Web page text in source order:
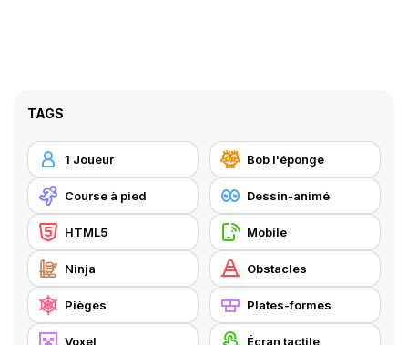
TAGS
1 Joueur Bob l'éponge
Course à pied Dessin-animé
HTML5 Mobile
Ninja Obstacles
Pièges Plates-formes
Voxel Écran tactile